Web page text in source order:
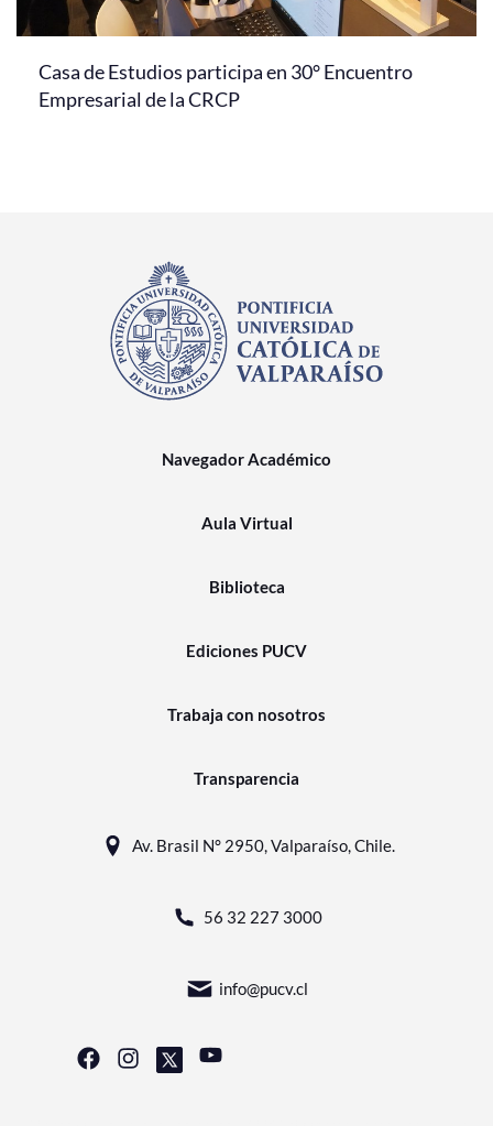
Casa de Estudios participa en 30° Encuentro
Empresarial de la CRCP
Navegador Académico
Aula Virtual
Biblioteca
Ediciones PUCV
Trabaja con nosotros
Transparencia
Av. Brasil N° 2950, Valparaíso, Chile.
56 32 227 3000
info@pucv.cl